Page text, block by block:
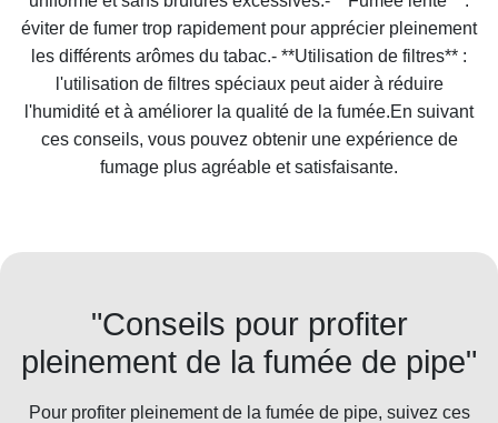
éviter de fumer trop rapidement pour apprécier pleinement
les différents arômes du tabac.- **Utilisation de filtres** :
l'utilisation de filtres spéciaux peut aider à réduire
l'humidité et à améliorer la qualité de la fumée.En suivant
ces conseils, vous pouvez obtenir une expérience de
fumage plus agréable et satisfaisante.
"Conseils pour profiter
pleinement de la fumée de pipe"
Pour profiter pleinement de la fumée de pipe, suivez ces